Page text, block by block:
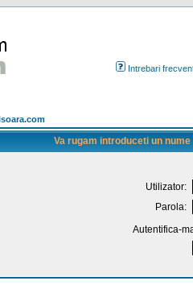
Intrebari
Va rugam introduceti un
Utilizator:
Parola:
Autentifica-